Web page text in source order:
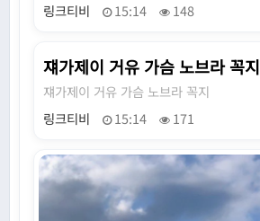
링크티비
15:14 148
쟤가제이 거유 가슴 노브라 꼭지
쟤가제이 거유 가슴 노브라 꼭지
링크티비
15:14 171